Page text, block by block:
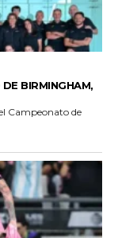
BIRMINGHAM,
Campeonato de